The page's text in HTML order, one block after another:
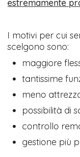
estremamente
I motivi per cui
scelgono sono:
maggiore
tantissime
meno
possibilità di
controllo
gestione più